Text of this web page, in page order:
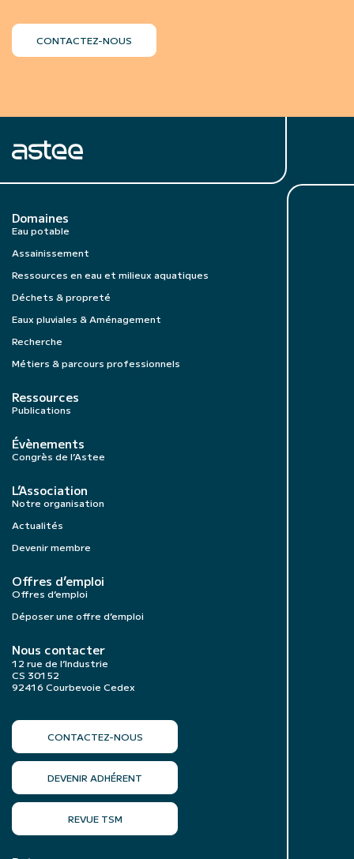
CONTACTEZ-NOUS
Domaines
Eau potable
Assainissement
Ressources en eau et milieux aquatiques
Déchets & propreté
Eaux pluviales & Aménagement
Recherche
Métiers & parcours professionnels
Ressources
Publications
Évènements
Congrès de l’Astee
L’Association
Notre organisation
Actualités
Devenir membre
Offres d’emploi
Offres d’emploi
Déposer une offre d’emploi
Nous contacter
12 rue de l’Industrie
CS 30152
92416 Courbevoie Cedex
CONTACTEZ-NOUS
DEVENIR ADHÉRENT
REVUE TSM